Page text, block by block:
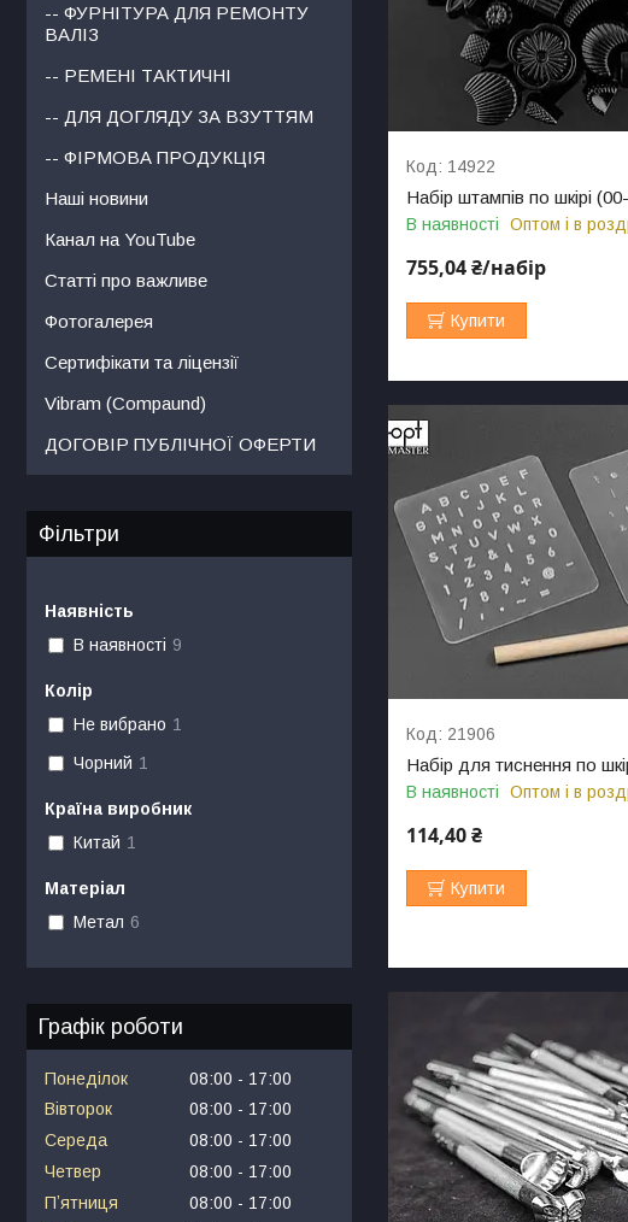
14922
Набір штампів по шкірі
В наявності Оптом і в
755,04 ₴/набір
Купити
21906
Набір для тиснення по
В наявності Оптом і в
114,40 ₴
Купити
-- ФУРНІТУРА ДЛЯ РЕМОНТУ
ВАЛІЗ
-- РЕМЕНІ ТАКТИЧНІ
-- ДЛЯ ДОГЛЯДУ ЗА ВЗУТТЯМ
-- ФІРМОВА ПРОДУКЦІЯ
Наші новини
Канал на YouTube
Статті про важливе
Фотогалерея
Сертифікати та ліцензії
Vibram (Compaund)
ДОГОВІР ПУБЛІЧНОЇ ОФЕРТИ
Фільтри
Наявність
В наявності 9
Колір
Не вибрано 1
Чорний 1
Країна виробник
Китай 1
Матеріал
Метал 6
Графік роботи
Понеділок 08:00
17:00
Вівторок
08:00
17:00
Середа
08:00
17:00
Четвер
08:00
17:00
Пʼятниця
08:00
17:00